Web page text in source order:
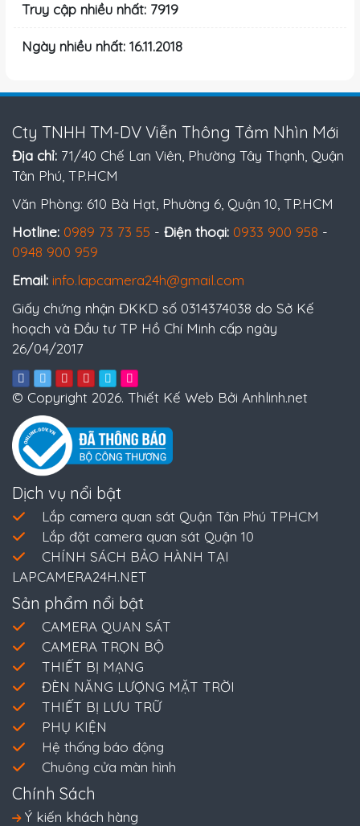
Truy cập nhiều nhất: 7919
Ngày nhiều nhất: 16.11.2018
Cty TNHH TM-DV Viễn Thông Tầm Nhìn Mới
Địa chỉ: 71/40 Chế Lan Viên, Phường Tây Thạnh, Quận
Tân Phú, TP.HCM
Văn Phòng: 610 Bà Hạt, Phường 6, Quận 10, TP.HCM
Hotline: 0989 73 73 55 - Điện thoại: 0933 900 958 -
0948 900 959
Email: info.lapcamera24h@gmail.com
Giấy chứng nhận ĐKKD số 0314374038 do Sở Kế
hoạch và Đầu tư TP Hồ Chí Minh cấp ngày
26/04/2017
© Copyright 2026. Thiết Kế Web Bởi Anhlinh.net
Dịch vụ nổi bật
Lắp camera quan sát Quận Tân Phú TPHCM
Lắp đặt camera quan sát Quận 10
CHÍNH SÁCH BẢO HÀNH TẠI
LAPCAMERA24H.NET
Sản phẩm nổi bật
CAMERA QUAN SÁT
CAMERA TRỌN BỘ
THIẾT BỊ MẠNG
ĐÈN NĂNG LƯỢNG MẶT TRỜI
THIẾT BỊ LƯU TRỮ
PHỤ KIỆN
Hệ thống báo động
Chuông cửa màn hình
Chính Sách
Ý kiến khách hàng